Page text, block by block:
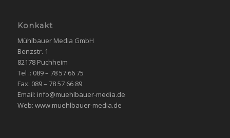
Konkakt
Mühlbauer Media GmbH
Benzstr. 1
82178 Puchheim
Tel .: 089 – 78 57 66 75
Fax: 089 – 78 57 66 89
Email: info@muehlbauer-media.de
Web: www.muehlbauer-media.de